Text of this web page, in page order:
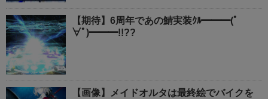
【期待】6周年であの鯖実装ｸﾙ━━━(ﾟ
∀ﾟ)━━━!!??
【画像】メイドオルタは最終絵でバイクを